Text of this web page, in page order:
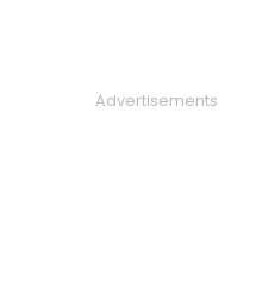
Advertisements